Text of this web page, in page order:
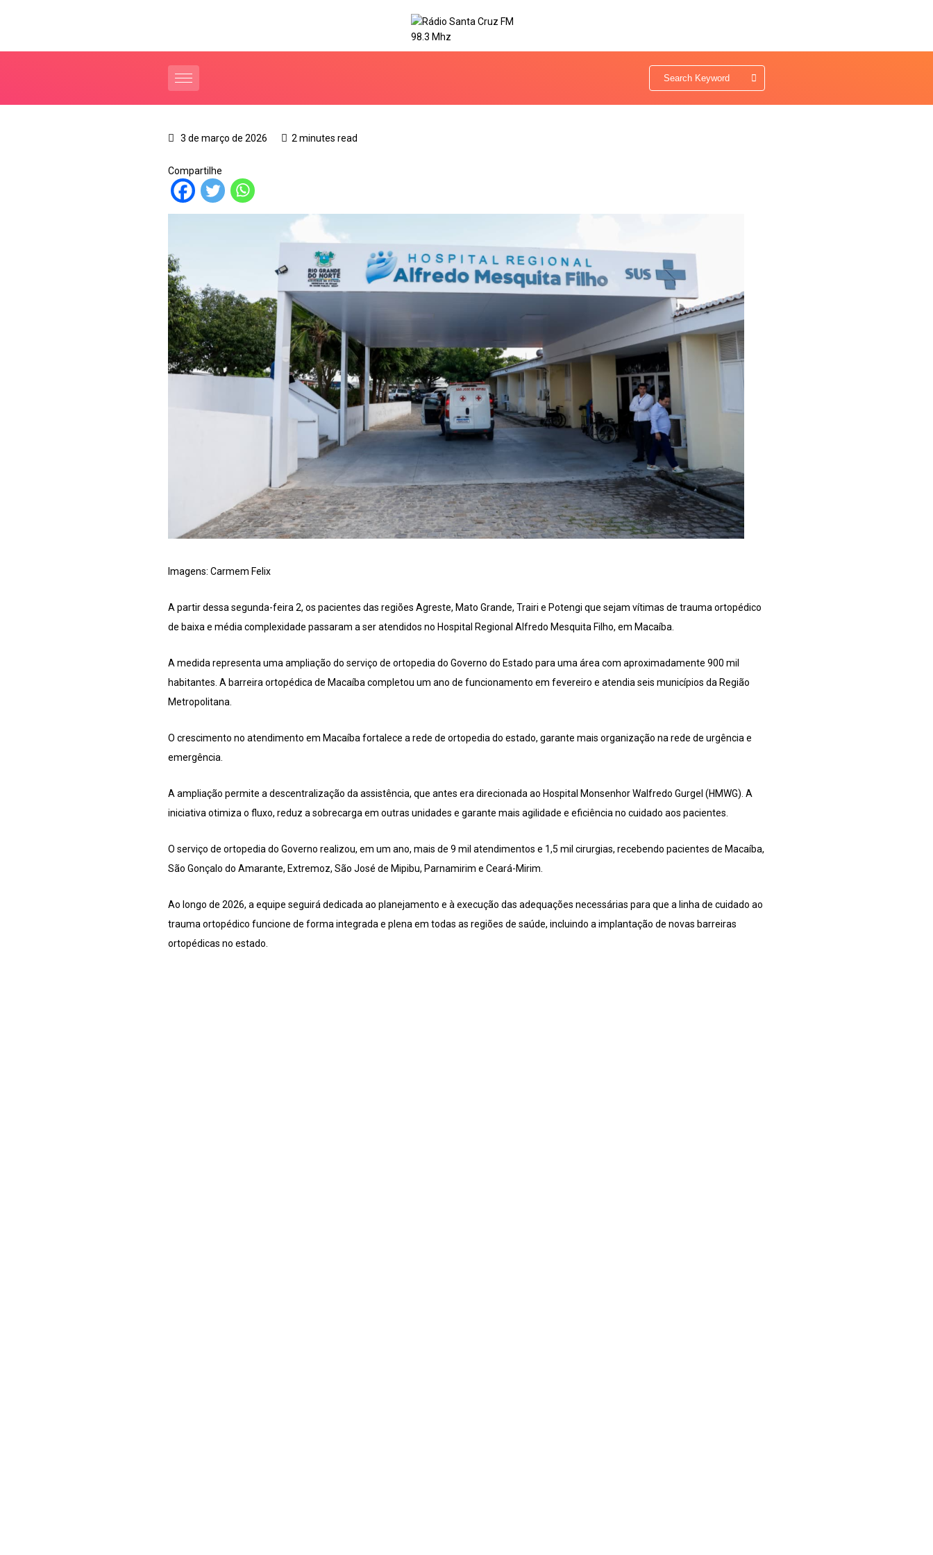
3 de março de 2026 2 minutes read
Compartilhe
Imagens: Carmem Felix
A partir dessa segunda-feira 2, os pacientes das regiões Agreste, Mato Grande, Trairi e Potengi que sejam vítimas de trauma ortopédico
de baixa e média complexidade passaram a ser atendidos no Hospital Regional Alfredo Mesquita Filho, em Macaíba.
A medida representa uma ampliação do serviço de ortopedia do Governo do Estado para uma área com aproximadamente 900 mil
habitantes. A barreira ortopédica de Macaíba completou um ano de funcionamento em fevereiro e atendia seis municípios da Região
Metropolitana.
O crescimento no atendimento em Macaíba fortalece a rede de ortopedia do estado, garante mais organização na rede de urgência e
emergência.
A ampliação permite a descentralização da assistência, que antes era direcionada ao Hospital Monsenhor Walfredo Gurgel (HMWG). A
iniciativa otimiza o fluxo, reduz a sobrecarga em outras unidades e garante mais agilidade e eficiência no cuidado aos pacientes.
O serviço de ortopedia do Governo realizou, em um ano, mais de 9 mil atendimentos e 1,5 mil cirurgias, recebendo pacientes de Macaíba,
São Gonçalo do Amarante, Extremoz, São José de Mipibu, Parnamirim e Ceará-Mirim.
Ao longo de 2026, a equipe seguirá dedicada ao planejamento e à execução das adequações necessárias para que a linha de cuidado ao
trauma ortopédico funcione de forma integrada e plena em todas as regiões de saúde, incluindo a implantação de novas barreiras
ortopédicas no estado.